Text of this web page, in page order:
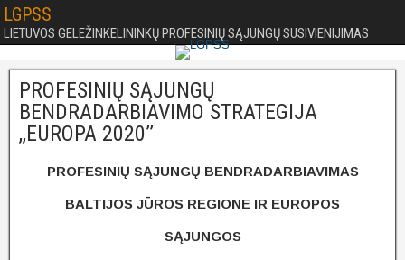
LGPSS
LIETUVOS GELEŽINKELININKŲ PROFESINIŲ SĄJUNGŲ SUSIVIENIJIMAS
PROFESINIŲ SĄJUNGŲ
BENDRADARBIAVIMO STRATEGIJA
,,EUROPA 2020’’
PROFESINIŲ SĄJUNGŲ BENDRADARBIAVIMAS
BALTIJOS JŪROS REGIONE IR EUROPOS
SĄJUNGOS